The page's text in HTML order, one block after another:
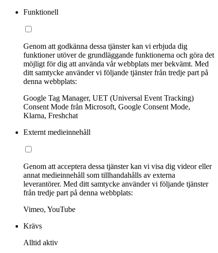
Funktionell
Genom att godkänna dessa tjänster kan vi erbjuda dig
funktioner utöver de grundläggande funktionerna och göra det
möjligt för dig att använda vår webbplats mer bekvämt. Med
ditt samtycke använder vi följande tjänster från tredje part på
denna webbplats:
Google Tag Manager, UET (Universal Event Tracking)
Consent Mode från Microsoft, Google Consent Mode,
Klarna, Freshchat
Externt medieinnehåll
Genom att acceptera dessa tjänster kan vi visa dig videor eller
annat medieinnehåll som tillhandahålls av externa
leverantörer. Med ditt samtycke använder vi följande tjänster
från tredje part på denna webbplats:
Vimeo, YouTube
Krävs
Alltid aktiv